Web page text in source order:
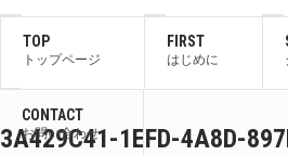
TOP
トップページ
FIRST
はじめに
CONTACT
お問い合わせ
3A429C41-1EFD-4A8D-